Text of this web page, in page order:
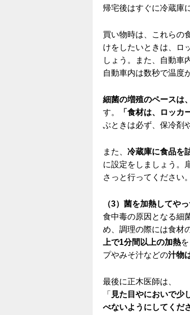
帰宅後はすぐに冷蔵庫
買い物時は、これらの
けをしたいときは、ロ
しょう。また、自動車
自動車内は数秒で温度
細菌の増殖のペースは
す。
「食材は、ロッカ
ぶときは必ず、保冷剤
また、 冷蔵庫に食品を
に設定をしましょう。
さっと行ってください。
（3）菌を加熱してや
食中毒の原因となる細
め、調理の際には食材
上で1分間以上の加熱
プやみそ汁などの汁物
最後に正木医師は、
「 見た目やにおいで少
べないようにしてくだ